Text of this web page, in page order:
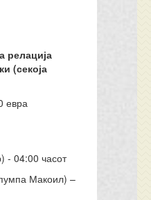
релација
(секоја
евра
- 04:00 часот
Макоил) –